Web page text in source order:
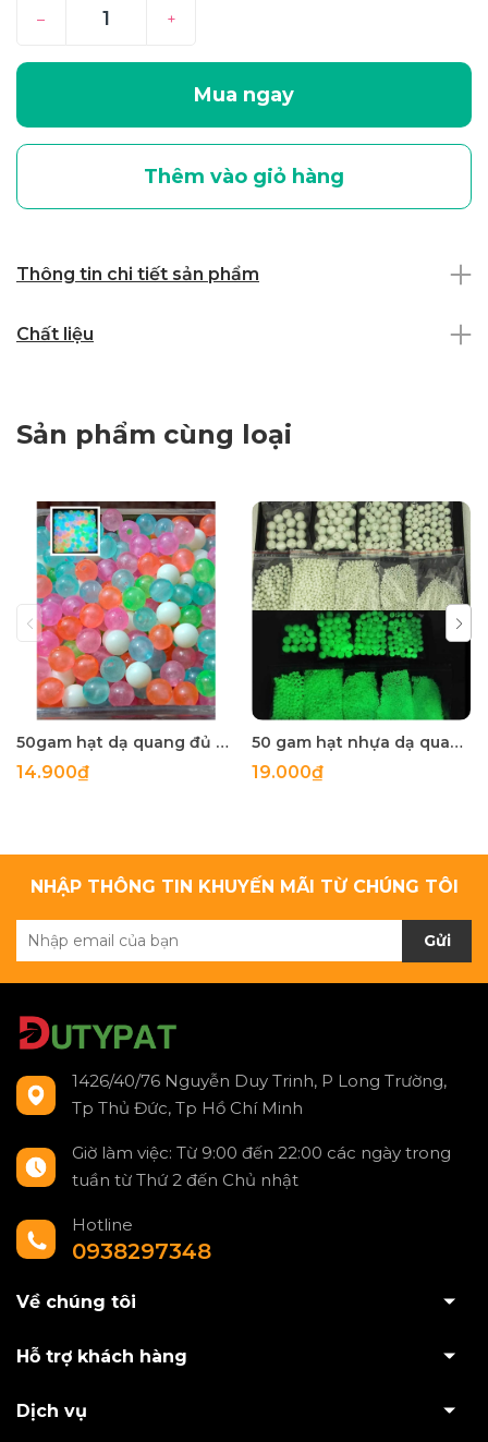
– +
Mua ngay
Thêm vào giỏ hàng
Thông tin chi tiết sản phẩm
Chất liệu
Sản phẩm cùng loại
50gam hạt dạ quang đủ màu 6mm, 8mm, 10mm, 12mm, hạt nhựa tròn
14.900₫
50 gam hạt nhựa dạ quang tròn đủ size 4mm, 5mm, 6mm, 8mm, 10mm, 12mm, 14mm, 16mm ,18mm , 10mm, 22mm, 25mm
19.000₫
NHẬP THÔNG TIN KHUYẾN MÃI TỪ CHÚNG TÔI
Gửi
1426/40/76 Nguyễn Duy Trinh, P Long Trường,
Tp Thủ Đức, Tp Hồ Chí Minh
Giờ làm việc: Từ 9:00 đến 22:00 các ngày trong
tuần từ Thứ 2 đến Chủ nhật
Hotline
0938297348
Về chúng tôi
Hỗ trợ khách hàng
Dịch vụ